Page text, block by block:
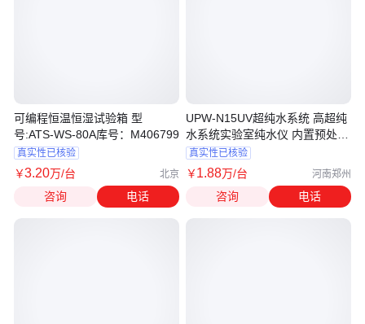
可编程恒温恒湿试验箱 型
号:ATS-WS-80A库号：M406799
真实性已核验
￥3.20万/台 北京
咨询 电话
UPW-N15UV超纯水系统 高超纯
水系统实验室纯水仪 内置预处理
柱
真实性已核验
￥1.88万/台 河南郑州
咨询 电话